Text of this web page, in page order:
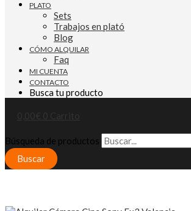
PLATO
Sets
Trabajos en plató
Blog
CÓMO ALQUILAR
Faq
MI CUENTA
CONTACTO
Busca tu producto
Búsqueda de productos
Buscar